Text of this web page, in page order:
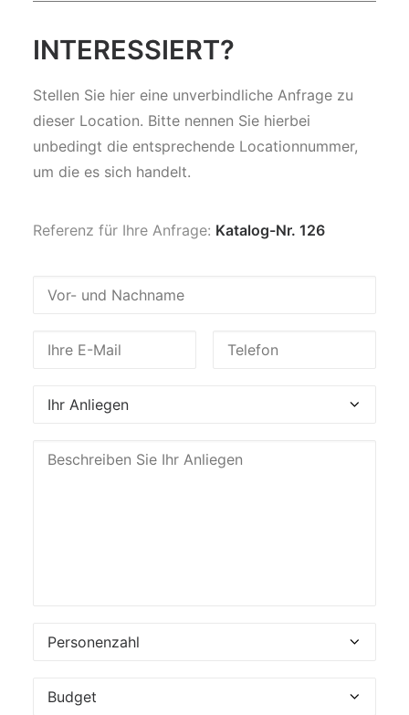
INTERESSIERT?
Stellen Sie hier eine unverbindliche Anfrage zu
dieser Location. Bitte nennen Sie hierbei
unbedingt die entsprechende Locationnummer,
um die es sich handelt.
Referenz für Ihre Anfrage: Katalog-Nr. 126